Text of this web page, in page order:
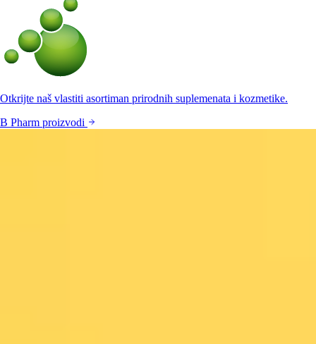
Otkrijte naš vlastiti asortiman prirodnih suplemenata i kozmetike.
B Pharm proizvodi